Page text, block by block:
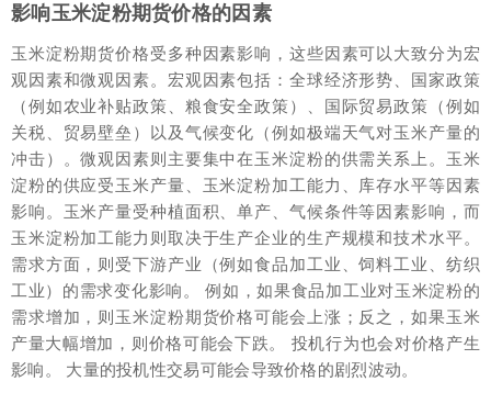
影响玉米淀粉期货价格的因素
玉米淀粉期货价格受多种因素影响，这些因素可以大致分为宏
观因素和微观因素。宏观因素包括：全球经济形势、国家政策
（例如农业补贴政策、粮食安全政策）、国际贸易政策（例如
关税、贸易壁垒）以及气候变化（例如极端天气对玉米产量的
冲击）。微观因素则主要集中在玉米淀粉的供需关系上。玉米
淀粉的供应受玉米产量、玉米淀粉加工能力、库存水平等因素
影响。玉米产量受种植面积、单产、气候条件等因素影响，而
玉米淀粉加工能力则取决于生产企业的生产规模和技术水平。
需求方面，则受下游产业（例如食品加工业、饲料工业、纺织
工业）的需求变化影响。 例如，如果食品加工业对玉米淀粉的
需求增加，则玉米淀粉期货价格可能会上涨；反之，如果玉米
产量大幅增加，则价格可能会下跌。 投机行为也会对价格产生
影响。 大量的投机性交易可能会导致价格的剧烈波动。